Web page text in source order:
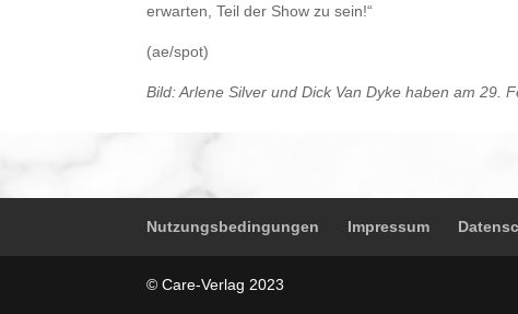
erwarten, Teil der Show zu sein!“
(ae/spot)
Bild: Arlene Silver und Dick Van Dyke haben am 29.
Nutzungsbedingungen Impressum
© Care-Verlag 2023